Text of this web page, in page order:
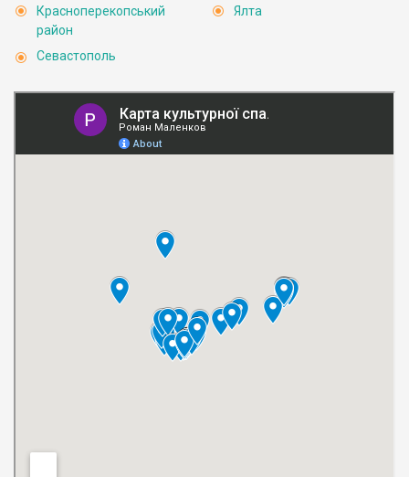
Красноперекопський
район
Севастополь
Ялта